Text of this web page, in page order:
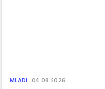
MLADI 04.08.2026.